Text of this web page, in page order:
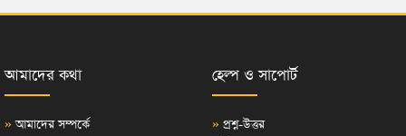
আমাদের কথা
» আমাদের সম্পর্কে
হেল্প ও সাপোর্ট
» প্রশ্ন-উত্তর